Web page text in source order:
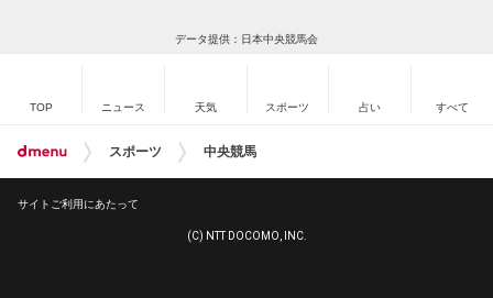
データ提供：日本中央競馬会
TOP ニュース 天気 スポーツ 占い すべて
スポーツ 中央競馬
サイトご利用にあたって
(C) NTT DOCOMO, INC.